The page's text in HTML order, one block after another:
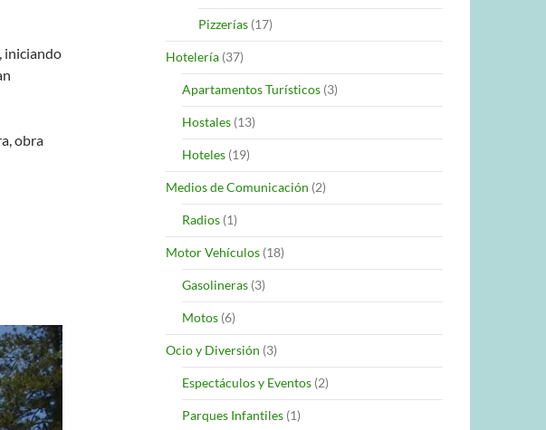
iniciando
obra
Pizzerías (17)
Hotelería (37)
Apartamentos Turísticos (3)
Hostales (13)
Hoteles (19)
Medios de Comunicación (2)
Radios (1)
Motor Vehículos (18)
Gasolineras (3)
Motos (6)
Ocio y Diversión (3)
Espectáculos y Eventos (2)
Parques Infantiles (1)